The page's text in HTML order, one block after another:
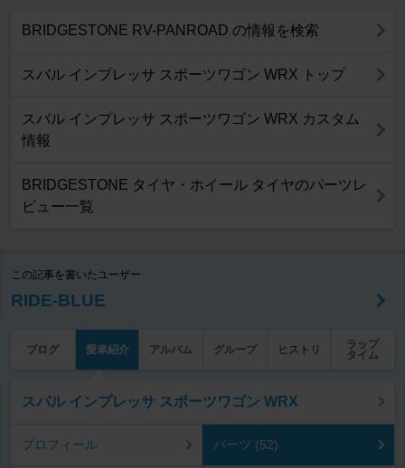
BRIDGESTONE RV-PANROAD の情報を検索
スバル インプレッサ スポーツワゴン WRX トップ
スバル インプレッサ スポーツワゴン WRX カスタム
情報
BRIDGESTONE タイヤ・ホイール タイヤのパーツレ
ビュー一覧
この記事を書いたユーザー
RIDE-BLUE
ブログ 愛車紹介 アルバム グループ ヒストリ
ラップ
タイム
スバル インプレッサ スポーツワゴン WRX
プロフィール パーツ (52)